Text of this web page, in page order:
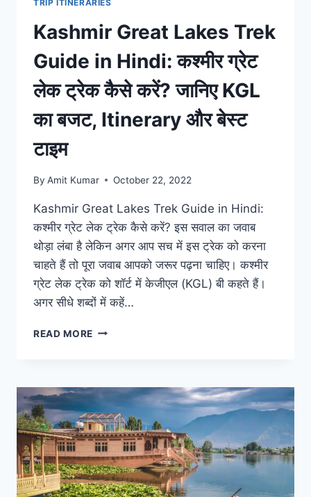
TRIP ITINERARIES
Kashmir Great Lakes Trek
Guide in Hindi: कश्मीर ग्रेट
लेक ट्रेक कैसे करें? जानिए KGL
का बजट, Itinerary और बेस्ट
टाइम
By Amit Kumar October 22, 2022
Kashmir Great Lakes Trek Guide in Hindi:
कश्मीर ग्रेट लेक ट्रेक कैसे करें? इस सवाल का जवाब
थोड़ा लंबा है लेकिन अगर आप सच में इस ट्रेक को करना
चाहते हैं तो पूरा जवाब आपको जरूर पढ़ना चाहिए। कश्मीर
ग्रेट लेक ट्रेक को शॉर्ट में केजीएल (KGL) बी कहते हैं।
अगर सीधे शब्दों में कहें…
READ MORE KASHMIR
GUIDE
HINDI:
कश्मीर
ग्रेट
लेक
ट्रेक
कैसे